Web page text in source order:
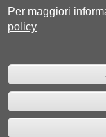
P.IVA 00273530527
Pec: Posta
0577 235555 (dal
Per maggiori
policy